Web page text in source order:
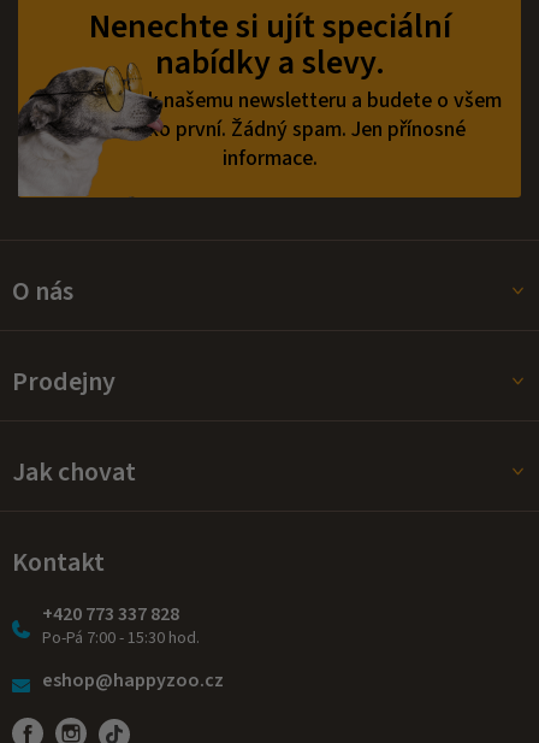
c
í
p
r
v
k
y
ý
Nenechte si ujít speciální
nabídky a slevy.
Přihlaste se k našemu newsletteru a budete o všem
vědět jako první. Žádný spam. Jen přínosné
informace.
O nás
Prodejny
Jak chovat
Kontakt
+420 773 337 828
Po-Pá 7:00 - 15:30 hod.
eshop@happyzoo.cz